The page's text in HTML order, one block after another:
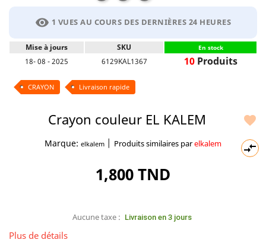
visibility 1 VUES AU COURS DES DERNIÈRES 24 HEURES
Mise à jours SKU En stock
18- 08 - 2025 6129KAL1367 10Produits
CRAYON Livraison rapide


Crayon couleur EL KALEM
Marque: elkalem | Produits similaires parelkalem
1,800 TND
Aucune taxe : Livraison en 3 jours
Plus de détails